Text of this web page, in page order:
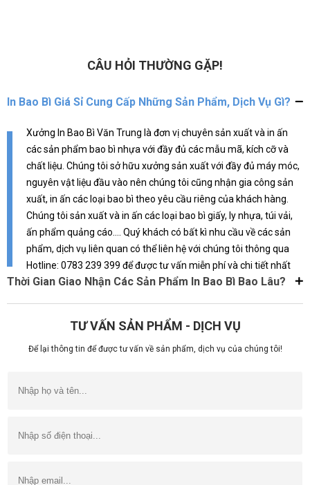
để gửi gắm điều đó.
CÂU HỎI THƯỜNG GẶP!
In Bao Bì Giá Sỉ Cung Cấp Những Sản Phẩm, Dịch Vụ Gì?
Xưởng In Bao Bì Văn Trung là đơn vị chuyên sản xuất và in ấn
các sản phẩm bao bì nhựa với đầy đủ các mẫu mã, kích cỡ và
chất liệu. Chúng tôi sở hữu xưởng sản xuất với đầy đủ máy móc,
nguyên vật liệu đầu vào nên chúng tôi cũng nhận gia công sản
xuất, in ấn các loại bao bì theo yêu cầu riêng của khách hàng.
Chúng tôi sản xuất và in ấn các loại bao bì giấy, ly nhựa, túi vải,
ấn phẩm quảng cáo.... Quý khách có bất kì nhu cầu về các sản
phẩm, dịch vụ liên quan có thể liên hệ với chúng tôi thông qua
Hotline: 0783 239 399 để được tư vấn miễn phí và chi tiết nhất
Thời Gian Giao Nhận Các Sản Phẩm In Bao Bì Bao Lâu?
TƯ VẤN SẢN PHẨM - DỊCH VỤ
Để lại thông tin để được tư vấn về sản phẩm, dịch vụ của chúng tôi!